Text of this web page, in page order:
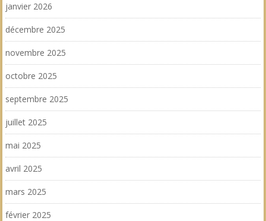
janvier 2026
décembre 2025
novembre 2025
octobre 2025
septembre 2025
juillet 2025
mai 2025
avril 2025
mars 2025
février 2025